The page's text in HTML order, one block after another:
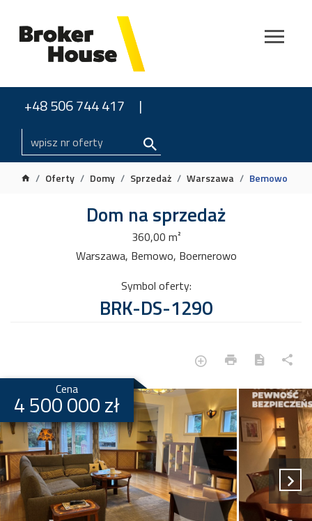
+48 506 744 417
Oferty Domy Sprzedaż Warszawa Bemowo
Dom na sprzedaż
360,00 m²
Warszawa, Bemowo, Boernerowo
Symbol oferty:
BRK-DS-1290
Cena
4 500 000 zł